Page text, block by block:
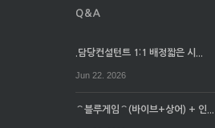
.담당컨설턴트 1:1 배정짧은 시...
Jun 22. 2026
⌒블루게임⌒(바이브+상어) + 인...